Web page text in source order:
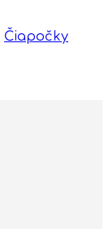
Čiapočky